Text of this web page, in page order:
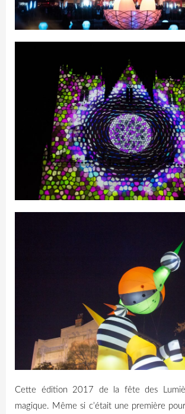
Cette édition 2017 de la fête des
magique. Même si c’était une première